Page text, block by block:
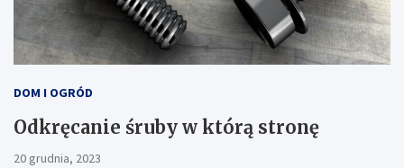
DOM I OGRÓD
Odkręcanie śruby w którą stronę
20 grudnia, 2023